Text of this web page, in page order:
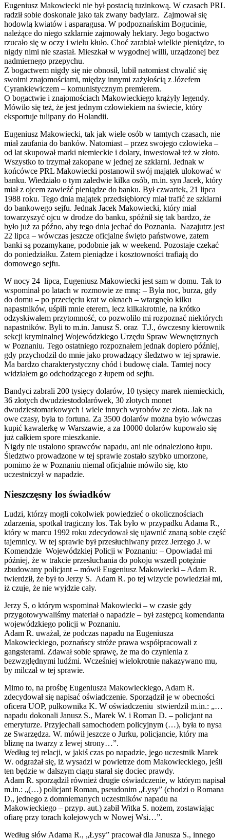
Eugeniusz Makowiecki nie był postacią tuzinkową. W czasach PRL
radził sobie doskonale jako tak zwany badylarz. Zajmował się
hodowlą kwiatów i asparagusa. W podpoznańskim Bogucinie,
należące do niego szklarnie zajmowały hektary. Jego bogactwo
rzucało się w oczy i wielu kłuło. Choć zarabiał wielkie pieniądze, to
nigdy nimi nie szastał. Mieszkał w wygodnej willi, urządzonej bez
nadmiernego przepychu.
Z bogactwem nigdy się nie obnosił, lubił natomiast chwalić się
swoimi znajomościami, między innymi zażyłością z Józefem
Cyrankiewiczem – komunistycznym premierem.
O bogactwie i znajomościach Makowieckiego krążyły legendy.
Mówiło się też, że jest jednym człowiekiem na świecie, który
eksportuje tulipany do Holandii.
Eugeniusz Makowiecki, tak jak wiele osób w tamtych czasach, nie
miał zaufania do banków. Natomiast – przez swojego człowieka –
od lat skupował marki niemieckie i dolary, inwestował też w złoto.
Wszystko to trzymał zakopane w jednej ze szklarni. Jednak w
końcówce PRL Makowiecki postanowił swój majątek ulokować w
banku. Wiedziało o tym zaledwie kilka osób, m.in. syn Jacek, który
miał z ojcem zawieźć pieniądze do banku. Był czwartek, 21 lipca
1988 roku. Tego dnia majątek przedsiębiorcy miał trafić ze szklarni
do bankowego sejfu. Jednak Jacek Makowiecki, który miał
towarzyszyć ojcu w drodze do banku, spóźnił się tak bardzo, że
było już za późno, aby tego dnia jechać do Poznania. Nazajutrz jest
22 lipca – wówczas jeszcze oficjalne święto państwowe, zatem
banki są pozamykane, podobnie jak w weekend. Pozostaje czekać
do poniedziałku. Zatem pieniądze i kosztowności trafiają do
domowego sejfu.
W nocy 24 lipca, Eugeniusz Makowiecki jest sam w domu. Tak to
wspominał po latach w rozmowie ze mną: – Była noc, burza, gdy
do domu – po przecięciu krat w oknach – wtargnęło kilku
napastników, uśpili mnie eterem, lecz kilkakrotnie, na krótko
odzyskiwałem przytomność, co pozwoliło mi rozpoznać niektórych
napastników. Byli to m.in. Janusz S. oraz T.J., ówczesny kierownik
sekcji kryminalnej Wojewódzkiego Urzędu Spraw Wewnętrznych
w Poznaniu. Tego ostatniego rozpoznałem jednak dopiero później,
gdy przychodził do mnie jako prowadzący śledztwo w tej sprawie.
Ma bardzo charakterystyczny chód i budowę ciała. Tamtej nocy
widziałem go odchodzącego z łupem od sejfu.
Bandyci zabrali 200 tysięcy dolarów, 10 tysięcy marek niemieckich,
36 złotych dwudziestodolarówek, 30 złotych monet
dwudziestomarkowych i wiele innych wyrobów ze złota. Jak na
owe czasy, była to fortuna. Za 3500 dolarów można było wówczas
kupić kawalerkę w Warszawie, a za 10000 dolarów kupowało się
już całkiem spore mieszkanie.
Nigdy nie ustalono sprawców napadu, ani nie odnaleziono łupu.
Śledztwo prowadzone w tej sprawie zostało szybko umorzone,
pomimo że w Poznaniu niemal oficjalnie mówiło się, kto
uczestniczył w napadzie.
Nieszczęsny los świadków
Ludzi, którzy mogli cokolwiek powiedzieć o okolicznościach
zdarzenia, spotkał tragiczny los. Tak było w przypadku Adama R.,
który w marcu 1992 roku zdecydował się ujawnić znaną sobie część
tajemnicy. W tej sprawie był przesłuchiwany przez Jerzego J. w
Komendzie Wojewódzkiej Policji w Poznaniu: – Opowiadał mi
później, że w trakcie przesłuchania do pokoju wszedł potężnie
zbudowany policjant – mówił Eugeniusz Makowiecki – Adam R.
twierdził, że był to Jerzy S. Adam R. po tej wizycie powiedział mi,
iż czuje, że nie wyjdzie cały.
Jerzy S, o którym wspominał Makowiecki – w czasie gdy
przygotowywaliśmy materiał o napadzie – był zastępcą komendanta
wojewódzkiego policji w Poznaniu.
Adam R. uważał, że podczas napadu na Eugeniusza
Makowieckiego, poznańscy stróże prawa współpracowali z
gangsterami. Zdawał sobie sprawę, że ma do czynienia z
bezwzględnymi ludźmi. Wcześniej wielokrotnie nakazywano mu,
by milczał w tej sprawie.
Mimo to, na prośbę Eugeniusza Makowieckiego, Adam R.
zdecydował się napisać oświadczenie. Sporządził je w obecności
oficera UOP, pułkownika K. W oświadczeniu stwierdził m.in.: „…
napadu dokonali Janusz S., Marek W. i Roman D. – policjant na
emeryturze. Przyjechali samochodem policyjnym (…), była to nysa
ze Swarzędza. W. mówił jeszcze o Jurku, policjancie, który ma
bliznę na twarzy z lewej strony…”.
Według tej relacji, w jakiś czas po napadzie, jego uczestnik Marek
W. odgrażał się, iż wysadzi w powietrze dom Makowieckiego, jeśli
ten będzie w dalszym ciągu starał się dociec prawdy.
Adam R. sporządził również drugie oświadczenie, w którym napisał
m.in.: „(…) policjant Roman, pseudonim „Łysy” (chodzi o Romana
D., jednego z domniemanych uczestników napadu na
Makowieckiego – przyp. aut.) zabił Witka S. nożem, zostawiając
ofiarę przy torach kolejowych w Nowej Wsi…”.
Według słów Adama R., „Łysy” pracował dla Janusza S., innego